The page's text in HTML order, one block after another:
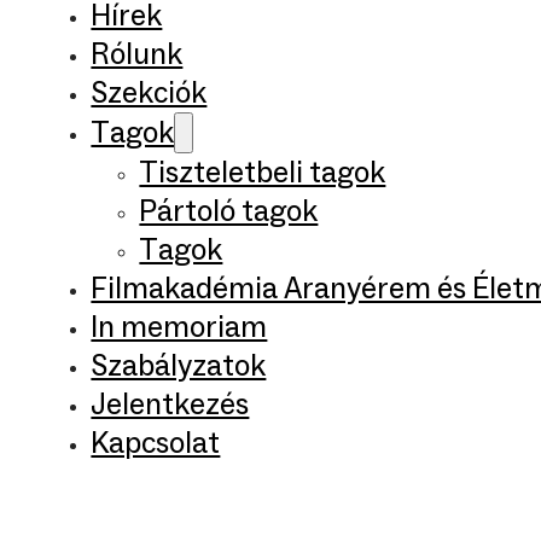
Hírek
Rólunk
Szekciók
Tagok
Tiszteletbeli tagok
Pártoló tagok
Tagok
Filmakadémia Aranyérem és
In memoriam
Szabályzatok
Jelentkezés
Kapcsolat